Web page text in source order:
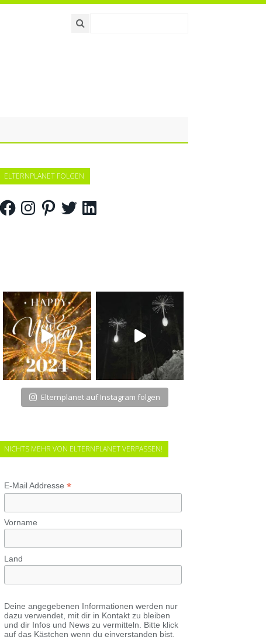
ELTERNPLANET FOLGEN
FacebookInstagramPinterestTwitterLinkedIn
Elternplanet auf Instagram folgen
NICHTS MEHR VON ELTERNPLANET VERPASSEN!
E-Mail Addresse *
Vorname
Land
Deine angegebenen Informationen werden nur
dazu verwendet, mit dir in Kontakt zu bleiben
und dir Infos und News zu vermitteln. Bitte klick
auf das Kästchen wenn du einverstanden bist.